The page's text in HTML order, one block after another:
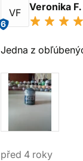
VF
6
Veronika F.
Jedna z
před 4 roky